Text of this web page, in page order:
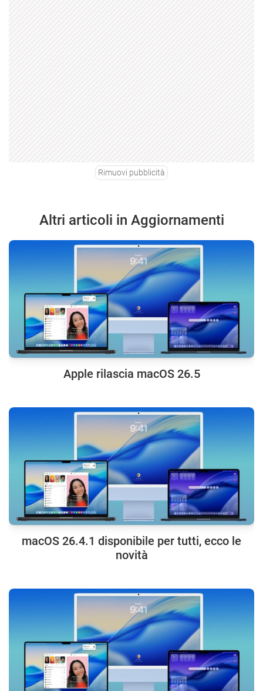
Rimuovi pubblicità
Altri articoli in Aggiornamenti
Apple rilascia macOS 26.5
macOS 26.4.1 disponibile per tutti, ecco le
novità